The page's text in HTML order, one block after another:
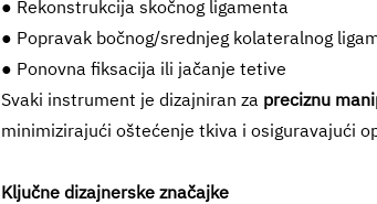
● Rekonstrukcija skočnog ligamenta
● Popravak bočnog/srednjeg kolateralnog
● Ponovna fiksacija ili jačanje tetive
Svaki instrument je dizajniran za preciznu
minimizirajući oštećenje tkiva i osiguravajući
Ključne dizajnerske značajke